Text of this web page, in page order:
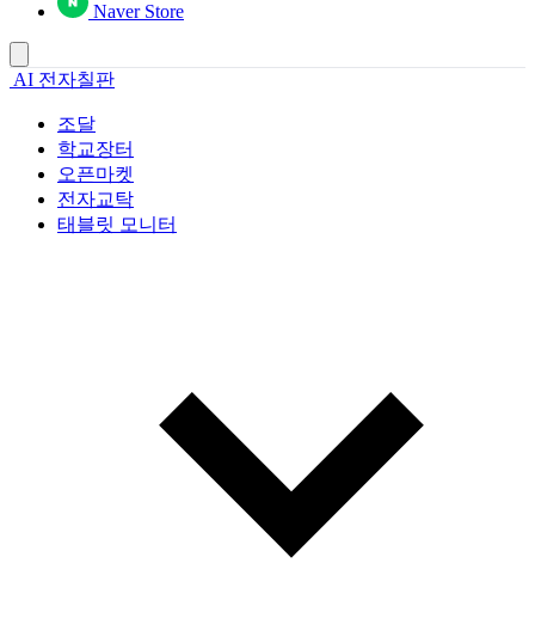
Naver Store
AI 전자칠판
조달
학교장터
오픈마켓
전자교탁
태블릿 모니터